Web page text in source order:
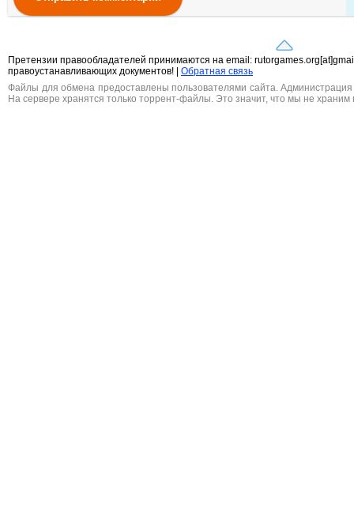
Претензии правообладателей принимаются на email:
правоустанавливающих документов! |
Обратная связь
Файлы для обмена предоставлены пользователями сайта. Администрация
На сервере хранятся только торрент-файлы. Это значит, что мы не